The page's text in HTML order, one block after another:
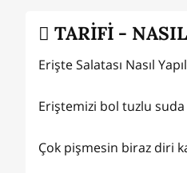
TARİFİ -
Erişte Salatası Nasıl
Eriştemizi bol tuzlu suda
Çok pişmesin biraz diri